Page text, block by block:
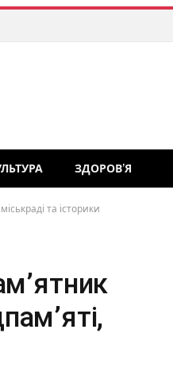
ЗДОРОВ’Я
та історики